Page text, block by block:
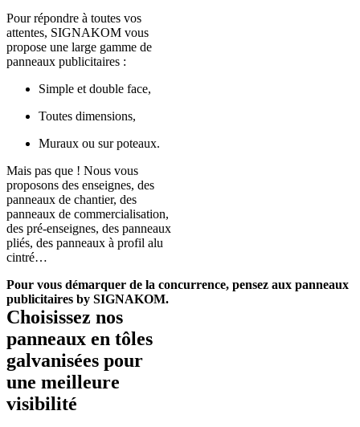
Pour répondre à toutes vos
attentes, SIGNAKOM vous
propose une large gamme de
panneaux publicitaires :
Simple et double face,
Toutes dimensions,
Muraux ou sur poteaux.
Mais pas que ! Nous vous
proposons des enseignes, des
panneaux de chantier, des
panneaux de commercialisation,
des pré-enseignes, des panneaux
pliés, des panneaux à profil alu
cintré…
Pour vous démarquer de la concurrence, pensez aux panneaux
publicitaires by SIGNAKOM.
Choisissez nos
panneaux en tôles
galvanisées pour
une meilleure
visibilité